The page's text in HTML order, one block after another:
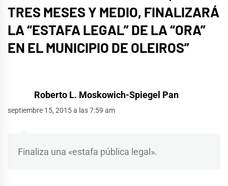
TRES MESES Y MEDIO, FINALIZARÁ
LA “ESTAFA LEGAL” DE LA “ORA”
EN EL MUNICIPIO DE OLEIROS”
Roberto L. Moskowich-Spiegel Pan
septiembre 15, 2015 a las 7:59 am
Finaliza una «estafa pública legal».